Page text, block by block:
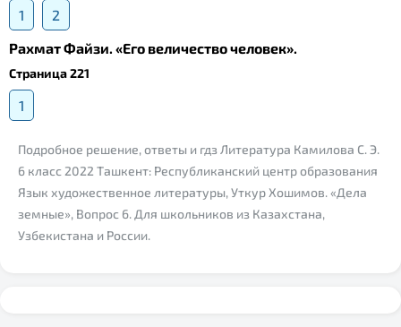
1
2
Рахмат Файзи. «Его величество человек».
Страница 221
1
Подробное решение, ответы и гдз Литература Камилова С. Э.
6 класс 2022 Ташкент: Республиканский центр образования
Язык художественное литературы, Уткур Хошимов. «Дела
земные», Вопрос 6. Для школьников из Казахстана,
Узбекистана и России.